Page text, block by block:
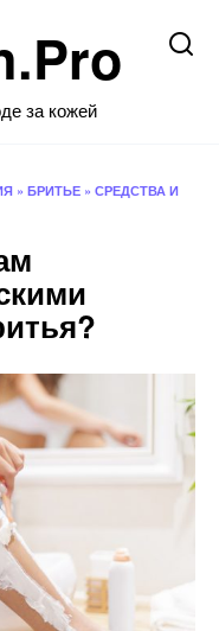
за кожей
» БРИТЬЕ » СРЕДСТВА И